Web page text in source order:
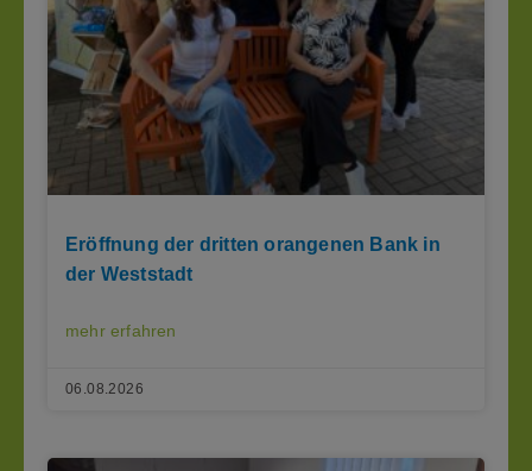
Eröffnung der dritten orangenen Bank in
der Weststadt
mehr erfahren
06.08.2026